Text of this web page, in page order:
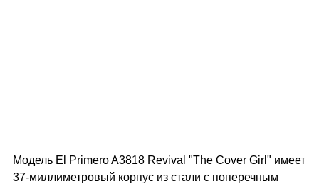
Модель El Primero A3818 Revival "The Cover Girl" имеет
37-миллиметровый корпус из стали с поперечным